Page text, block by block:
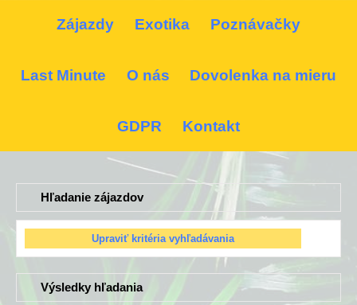
Zájazdy Exotika Poznávačky
Last Minute O nás Dovolenka na mieru
GDPR Kontakt
Hľadanie zájazdov
Výsledky hľadania